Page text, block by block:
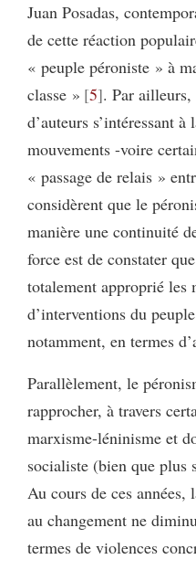
Juan Posadas,
de cette réaction
« peuple péroniste » à
classe » 5 . Par
d’auteurs s’intéressant
mouvements -voire
« passage de relais »
considèrent que le
manière une continuité
force est de constater
totalement approprié les
d’interventions du
notamment, en termes
Parallèlement, le
rapprocher, à travers
marxisme-léninisme et
socialiste (bien que plus
Au cours de ces
au changement ne
termes de violences